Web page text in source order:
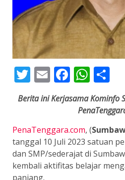
Twitter
Email
Berita ini Kerjasama Kominfo
PenaTenggara.com, (
tanggal 10 Juli 2023 satuan
dan SMP/sederajat di
kembali aktifitas belajar
panjang.